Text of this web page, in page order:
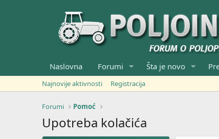
Naslovna Forumi Šta je novo
Najnovije aktivnosti Registracija
Forumi Pomoć
Upotreba kolačića